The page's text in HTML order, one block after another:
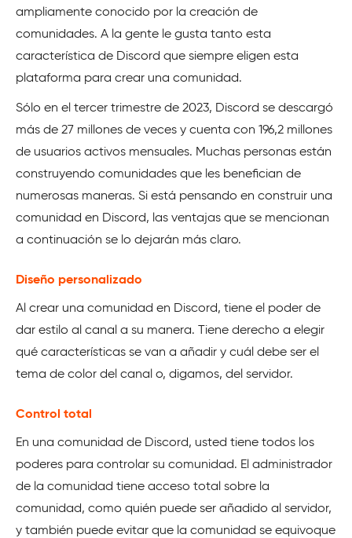
ampliamente conocido por la creación de
comunidades. A la gente le gusta tanto esta
característica de Discord que siempre eligen esta
plataforma para crear una comunidad.
Sólo en el tercer trimestre de 2023, Discord se descargó
más de 27 millones de veces y cuenta con 196,2 millones
de usuarios activos mensuales. Muchas personas están
construyendo comunidades que les benefician de
numerosas maneras. Si está pensando en construir una
comunidad en Discord, las ventajas que se mencionan
a continuación se lo dejarán más claro.
Diseño personalizado
Al crear una comunidad en Discord, tiene el poder de
dar estilo al canal a su manera. Tiene derecho a elegir
qué características se van a añadir y cuál debe ser el
tema de color del canal o, digamos, del servidor.
Control total
En una comunidad de Discord, usted tiene todos los
poderes para controlar su comunidad. El administrador
de la comunidad tiene acceso total sobre la
comunidad, como quién puede ser añadido al servidor,
y también puede evitar que la comunidad se equivoque